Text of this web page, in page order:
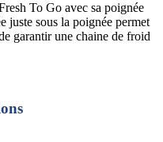
To Go avec sa poignée
juste sous la poignée permet
garantir une chaine de froid